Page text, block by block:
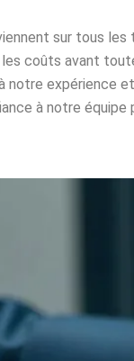
sur tous
coûts avant
notre expérience
à notre équipe